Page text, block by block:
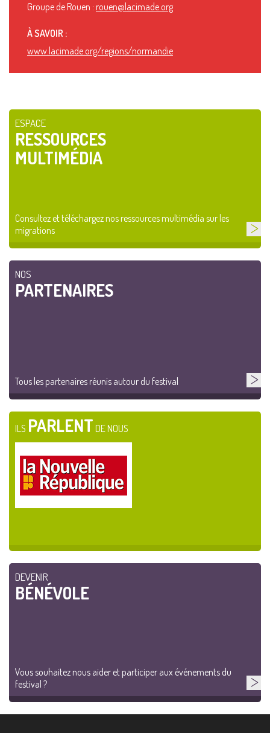
Groupe de Rouen : rouen@lacimade.org
À SAVOIR :
www.lacimade.org/regions/normandie
ESPACE
RESSOURCES
MULTIMÉDIA
Consultez et téléchargez nos ressources multimédia sur les
migrations
NOS
PARTENAIRES
Tous les partenaires réunis autour du festival
ILS PARLENT DE NOUS
DEVENIR
BÉNÉVOLE
Vous souhaitez nous aider et participer aux événements du
festival ?